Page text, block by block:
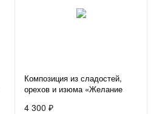
Композиция из сладостей,
орехов и изюма «Желание
4 300 ₽